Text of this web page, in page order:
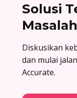
Solusi
Diskusikan
dan mulai
Accurate.